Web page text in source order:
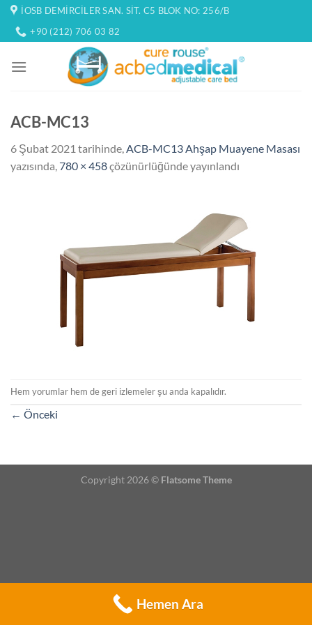
İçeriğe
atla
İOSB DEMIRCILER SAN. SIT. C5 BLOK NO: 256/B
+90 (212) 706 03 82
ACB-MC13
6 Şubat 2021 tarihinde,ACB-MC13 Ahşap Muayene Masası
yazısında,780 × 458çözünürlüğünde yayınlandı
Hem yorumlar hem de geri izlemeler şu anda kapalıdır.
← Önceki
Copyright 2026 © Flatsome Theme
Hemen Ara